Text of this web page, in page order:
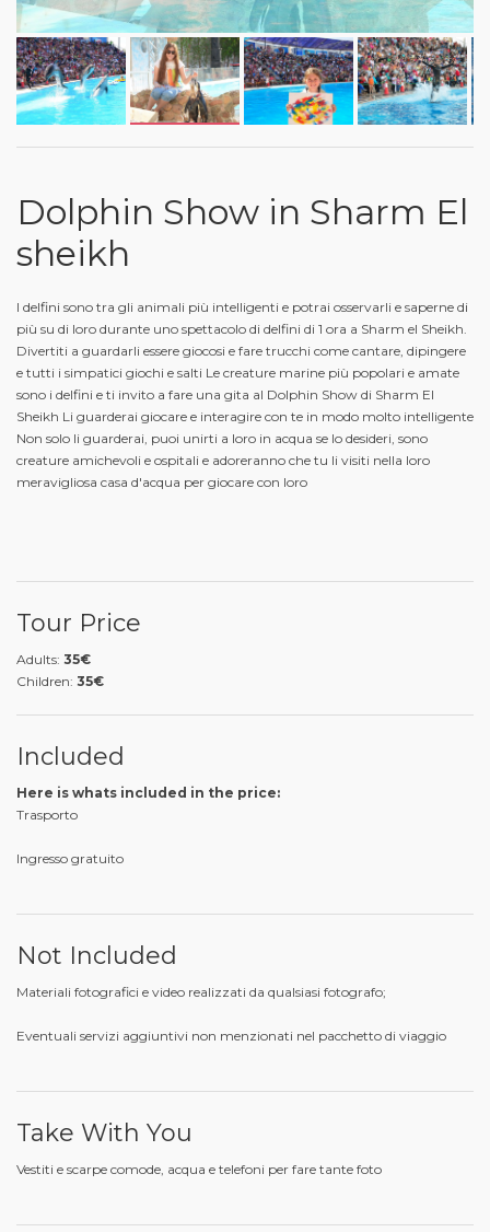
Dolphin Show in Sharm El
sheikh
I delfini sono tra gli animali più intelligenti e potrai osservarli e saperne di
più su di loro durante uno spettacolo di delfini di 1 ora a Sharm el Sheikh.
Divertiti a guardarli essere giocosi e fare trucchi come cantare, dipingere
e tutti i simpatici giochi e salti Le creature marine più popolari e amate
sono i delfini e ti invito a fare una gita al Dolphin Show di Sharm El
Sheikh Li guarderai giocare e interagire con te in modo molto intelligente
Non solo li guarderai, puoi unirti a loro in acqua se lo desideri, sono
creature amichevoli e ospitali e adoreranno che tu li visiti nella loro
meravigliosa casa d'acqua per giocare con loro
Tour Price
Adults: 35€
Children: 35€
Included
Here is whats included in the price:
Trasporto
Ingresso gratuito
Not Included
Materiali fotografici e video realizzati da qualsiasi fotografo;
Eventuali servizi aggiuntivi non menzionati nel pacchetto di viaggio
Take With You
Vestiti e scarpe comode, acqua e telefoni per fare tante foto